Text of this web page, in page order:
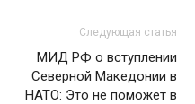
Следующая статья
МИД РФ о вступлении
Северной Македонии в
НАТО: Это не поможет в